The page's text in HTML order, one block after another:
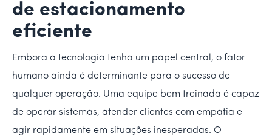
de estacionamento
eficiente
Embora a tecnologia tenha um papel central, o fator
humano ainda é determinante para o sucesso de
qualquer operação. Uma equipe bem treinada é capaz
de operar sistemas, atender clientes com empatia e
agir rapidamente em situações inesperadas. O